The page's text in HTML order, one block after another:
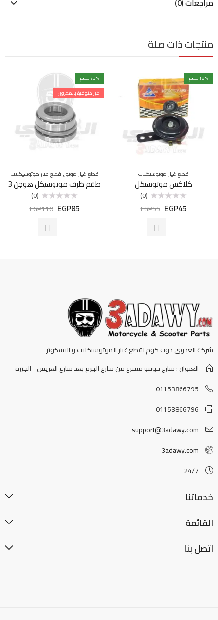
منتجات ذات صلة
18% خصم
قطع غيار موتوسيكلات
كلاكس موتوسيكل
التقييم
(0)
EGP45
EGP55
23% خصم
غير متوفرة بالمخزون
قطع غيار موتور,قطع غيار موتوسيكلات
طقم ظرف موتوسيكل هوجن 3
التقييم
(0)
EGP85
EGP110
شركة العدوي دوت كوم لقطع غيار الموتوسيكلات و الاسكوتر
العنوان : شارع خوفو متفرع من شارع الهرم بعد شارع العريش - الجيزة
01153866795
01153866796
support@3adawy.com
3adawy.com
24/7
خدماتنا
القائمة
اتصل بنا